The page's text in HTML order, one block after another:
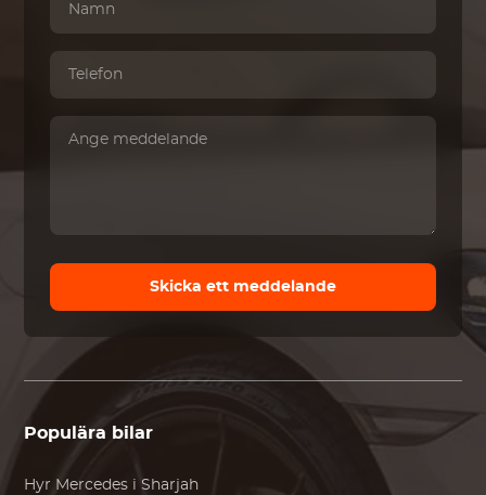
Skicka ett meddelande
Populära bilar
Hyr Mercedes i Sharjah